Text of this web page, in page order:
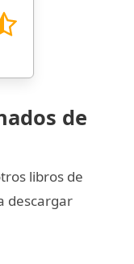
de
libros de
descargar